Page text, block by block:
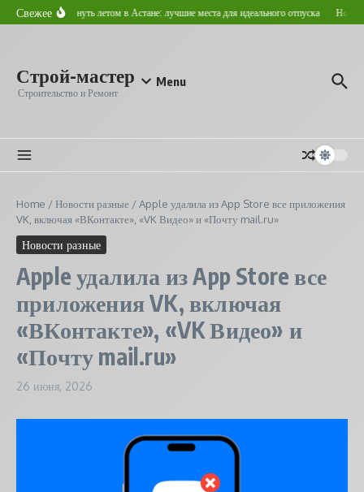
Перейти к содержанию
СвежееГде отдохнуть летом в Астане: лучшие места для идеального отпуска
Строй-мастер
Строительство и Ремонт
Menu
Home /Новости разные /Apple удалила из App Store все приложения
VK, включая «ВКонтакте», «VK Видео» и «Почту mail.ru»
Новости разные
Apple удалила из App Store все
приложения VK, включая
«ВКонтакте», «VK Видео» и
«Почту mail.ru»
26 июня, 2026